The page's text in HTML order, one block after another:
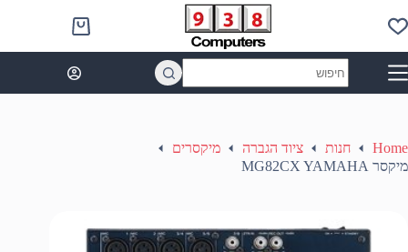
to
content
Shopping
cart
results
Home חנות ציוד הגברה
מיקסרים
מיקסר MG82CX YAMAHA